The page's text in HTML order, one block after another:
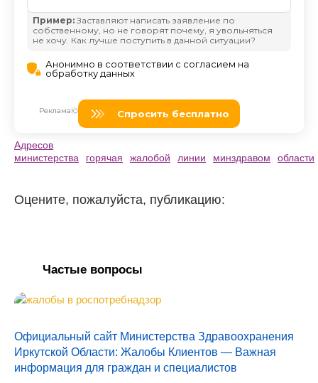
Адресов
министерства
горячая жалобой линии минздравом области
Оцените, пожалуйста, публикацию:
Частые вопросы
Официальный сайт Министерства Здравоохранения
Иркутской Области: Жалобы Клиентов — Важная
информация для граждан и специалистов